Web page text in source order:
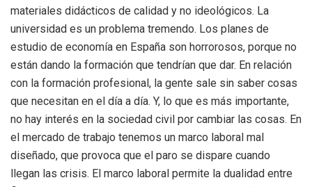
materiales didácticos de calidad y no ideológicos. La
universidad es un problema tremendo. Los planes de
estudio de economía en España son horrorosos, porque no
están dando la formación que tendrían que dar. En relación
con la formación profesional, la gente sale sin saber cosas
que necesitan en el día a día. Y, lo que es más importante,
no hay interés en la sociedad civil por cambiar las cosas. En
el mercado de trabajo tenemos un marco laboral mal
diseñado, que provoca que el paro se dispare cuando
llegan las crisis. El marco laboral permite la dualidad entre